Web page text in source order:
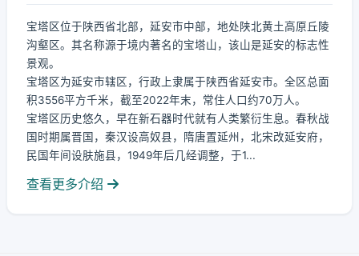
宝塔区位于陕西省北部，延安市中部，地处陕北黄土高原丘陵
沟壑区。其名称源于境内著名的宝塔山，该山是延安的标志性
景观。
宝塔区为延安市辖区，行政上隶属于陕西省延安市。全区总面
积3556平方千米，截至2022年末，常住人口约70万人。
宝塔区历史悠久，早在新石器时代就有人类繁衍生息。春秋战
国时期属晋国，秦汉设高奴县，隋唐置延州，北宋改延安府，
民国年间设肤施县，1949年后几经调整，于1...
查看更多介绍